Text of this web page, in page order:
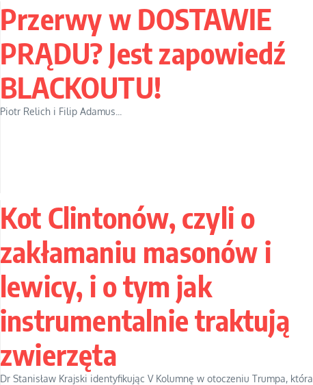
Przerwy w DOSTAWIE
PRĄDU? Jest zapowiedź
BLACKOUTU!
Piotr Relich i Filip Adamus...
Kot Clintonów, czyli o
zakłamaniu masonów i
lewicy, i o tym jak
instrumentalnie traktują
zwierzęta
Dr Stanisław Krajski identyfikując V Kolumnę w otoczeniu Trumpa, która